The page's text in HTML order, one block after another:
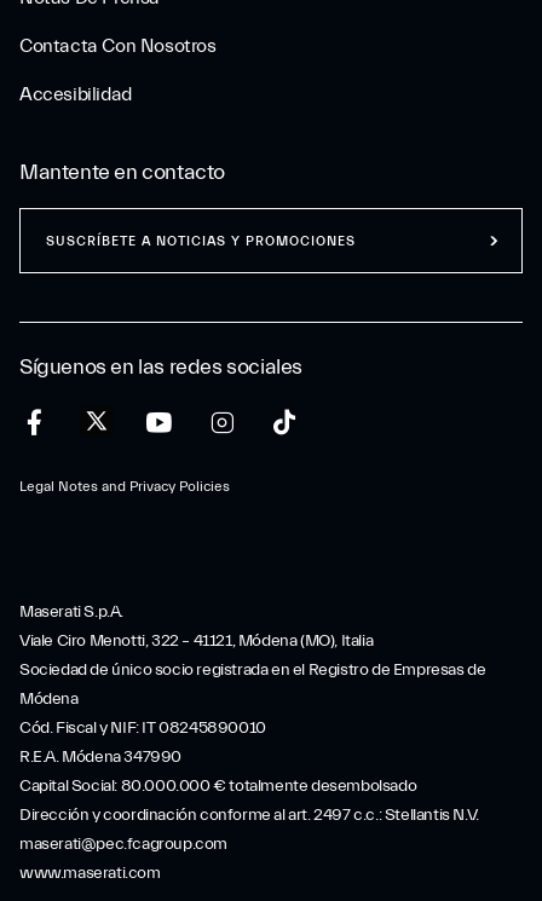
Contacta Con Nosotros
Accesibilidad
Síguenos en las redes sociales
Legal Notes and Privacy Policies
Mantente en contacto
SUSCRÍBETE A NOTICIAS Y PROMOCIONES
Maserati S.p.A.
Viale Ciro Menotti, 322 – 41121, Módena (MO), Italia
Sociedad de único socio registrada en el Registro de Empresas de
Módena
Cód. Fiscal y NIF: IT 08245890010
R.E.A. Módena 347990
Capital Social: 80.000.000 € totalmente desembolsado
Dirección y coordinación conforme al art. 2497 c.c.: Stellantis N.V.
maserati@pec.fcagroup.com
www.maserati.com